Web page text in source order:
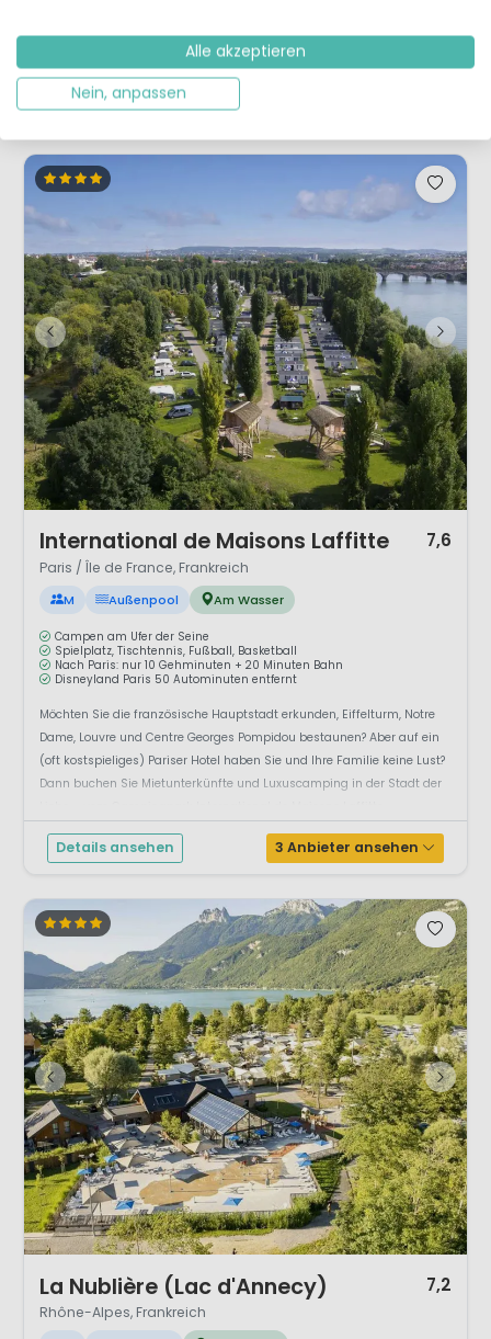
Fluss bildet hier, an den Ausläufern der französischen Alpen zum
Mittelmeer hin, die spektakuläre, schma...
Details ansehen
International de Maisons Laffitte 7,6
Paris / Île de France, Frankreich
M Außenpool Am Wasser
Campen am Ufer der Seine
Spielplatz, Tischtennis, Fußball, Basketball
Nach Paris: nur 10 Gehminuten + 20 Minuten Bahn
Disneyland Paris 50 Autominuten entfernt
Möchten Sie die französische Hauptstadt erkunden, Eiffelturm, Notre
Dame, Louvre und Centre Georges Pompidou bestaunen? Aber auf ein
(oft kostspieliges) Pariser Hotel haben Sie und Ihre Familie keine Lust?
Dann buchen Sie Mietunterkünfte und Luxuscamping in der Stadt der
Details ansehen 3 Anbieter ansehen
La Nublière (Lac d'Annecy) 7,2
Rhône-Alpes, Frankreich
Alle akzeptieren
Nein, anpassen